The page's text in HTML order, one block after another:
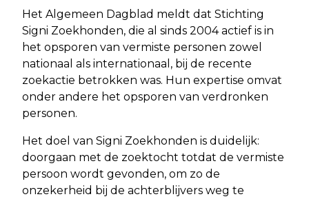
Het Algemeen Dagblad meldt dat Stichting
Signi Zoekhonden, die al sinds 2004 actief is in
het opsporen van vermiste personen zowel
nationaal als internationaal, bij de recente
zoekactie betrokken was. Hun expertise omvat
onder andere het opsporen van verdronken
personen.
Het doel van Signi Zoekhonden is duidelijk:
doorgaan met de zoektocht totdat de vermiste
persoon wordt gevonden, om zo de
onzekerheid bij de achterblijvers weg te